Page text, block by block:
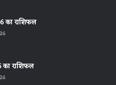
का राशिफल
राशिफल